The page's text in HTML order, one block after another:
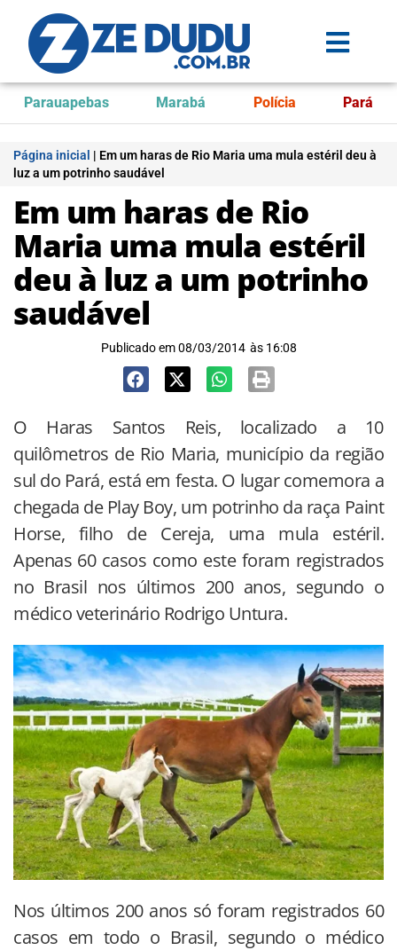
Parauapebas Marabá Polícia Pará
Página inicial | Em um haras de Rio Maria uma mula estéril deu à
luz a um potrinho saudável
Em um haras de Rio
Maria uma mula estéril
deu à luz a um potrinho
saudável
Publicado em 08/03/2014 às 16:08
O Haras Santos Reis, localizado a 10
quilômetros de Rio Maria, município da região
sul do Pará, está em festa. O lugar comemora a
chegada de Play Boy, um potrinho da raça Paint
Horse, filho de Cereja, uma mula estéril.
Apenas 60 casos como este foram registrados
no Brasil nos últimos 200 anos, segundo o
médico veterinário Rodrigo Untura.
Nos últimos 200 anos só foram registrados 60
casos em todo o Brasil, segundo o médico